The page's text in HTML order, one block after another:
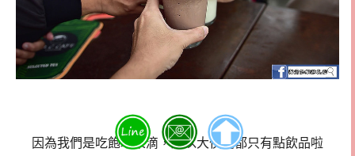
因為我們是吃飽才來滴，所以大伙們都只有點飲品啦